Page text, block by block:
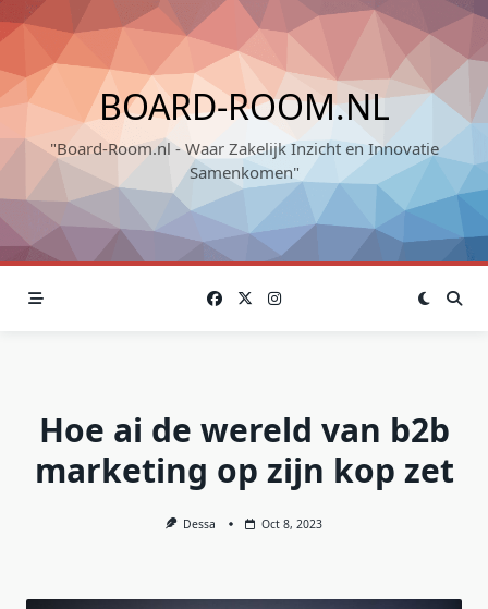
Skip
to
content
BOARD-ROOM.NL
"Board-Room.nl - Waar Zakelijk Inzicht en Innovatie
Samenkomen"
Hoe ai de wereld van b2b
marketing op zijn kop zet
Dessa Oct 8, 2023